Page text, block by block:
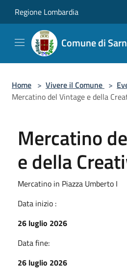
Regione Lombardia
Comune di
Home > Vivere il Comune >
Mercatino del Vintage e della
Mercatino
e della
Mercatino in Piazza Umberto I
Data inizio :
26 luglio 2026
Data fine:
26 luglio 2026